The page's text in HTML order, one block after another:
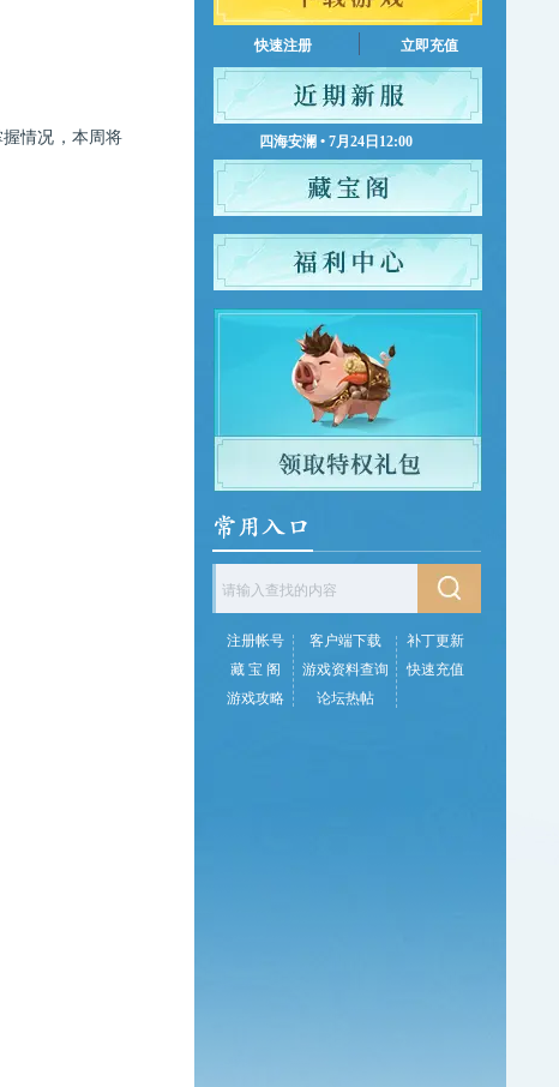
情况，本周将
快速注册 立即充值
四海安澜 • 7月24日12:00
注册帐号 客户端下载
补丁更新
藏 宝 阁
游戏资料查询
快速充值
游戏攻略
论坛热帖